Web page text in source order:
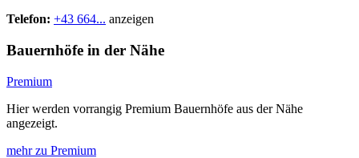
Telefon: +43 664... anzeigen
Bauernhöfe in der Nähe
Premium
Hier werden vorrangig Premium Bauernhöfe aus der Nähe
angezeigt.
mehr zu Premium